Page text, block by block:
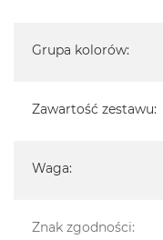
Grupa kolorów:
Zawartość zestawu:
Waga:
Znak zgodności: